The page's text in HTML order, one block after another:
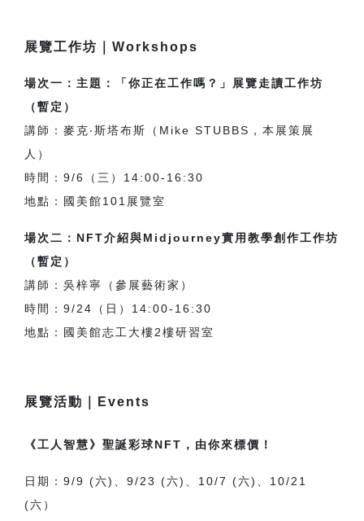
展覽工作坊｜Workshops
場次一：主題：「你正在工作嗎？」展覽走讀工作坊
（暫定）
講師：麥克‧斯塔布斯（Mike STUBBS，本展策展
人）
時間：9/6（三）14:00-16:30
地點：國美館101展覽室
場次二：NFT介紹與Midjourney實用教學創作工作坊
（暫定）
講師：吳梓寧（參展藝術家）
時間：9/24（日）14:00-16:30
地點：國美館志工大樓2樓研習室
展覽活動｜Events
《工人智慧》聖誕彩球NFT，由你來標價！
日期：9/9 (六)、9/23 (六)、10/7 (六)、10/21
(六）